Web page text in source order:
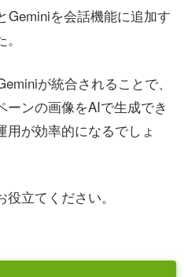
Geminiを会話機能に追加す
が統合されることで、
ーンの画像をAIで生成でき
用が効率的になるでしょ
立てください。